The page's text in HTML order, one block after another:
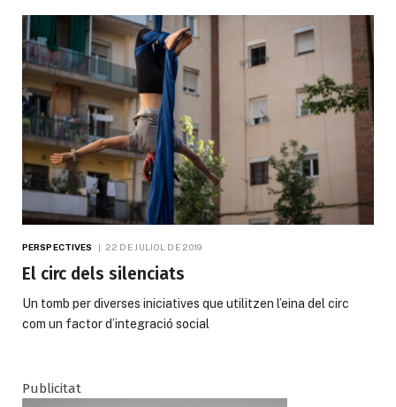
PERSPECTIVES 22 DE JULIOL DE 2019
El circ dels silenciats
Un tomb per diverses iniciatives que utilitzen l’eina del circ
com un factor d’integració social
Publicitat